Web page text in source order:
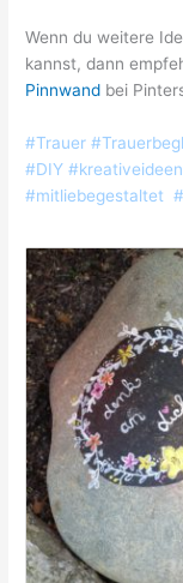
Wenn du weitere
kannst, dann
Pinnwand bei
#Trauer
#DIY
#mitliebegestaltet